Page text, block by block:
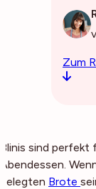
Zum
Blinis sind
Abendessen.
belegten Brote